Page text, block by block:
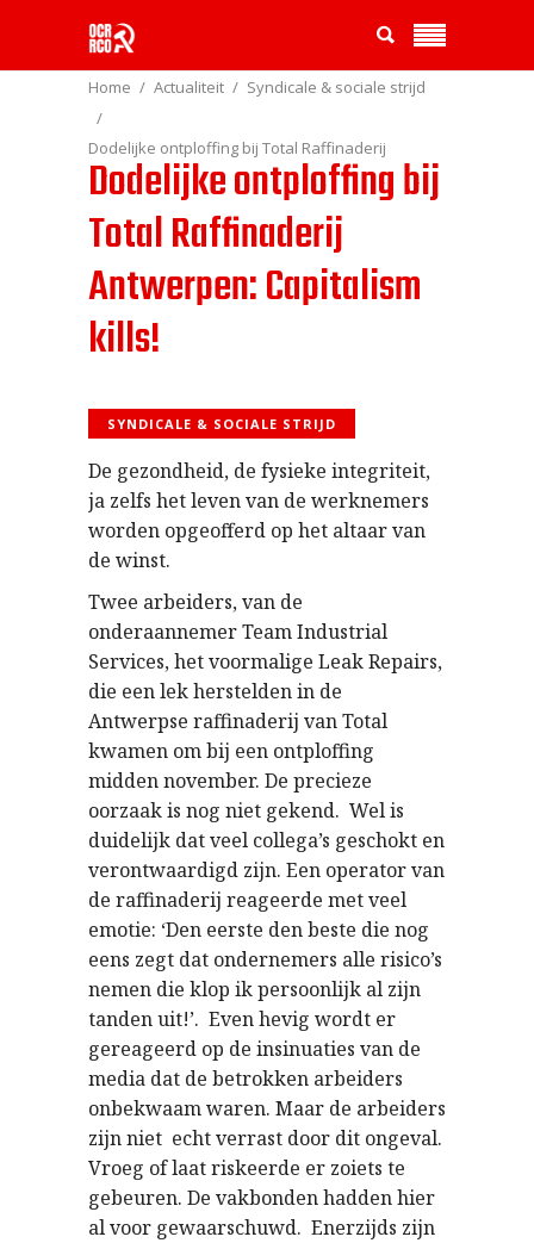
Home Actualiteit Syndicale & sociale strijd
Dodelijke ontploffing bij Total Raffinaderij
Antwerpen: Capitalism kills!
Dodelijke ontploffing bij
Total Raffinaderij
Antwerpen: Capitalism
kills!
SYNDICALE & SOCIALE STRIJD
De gezondheid, de fysieke integriteit,
ja zelfs het leven van de werknemers
worden opgeofferd op het altaar van
de winst.
Twee arbeiders, van de
onderaannemerTeam Industrial
Services, het voormalige Leak Repairs,
die een lek herstelden in de
Antwerpse raffinaderij van Total
kwamen om bij een ontploffing
midden november. De precieze
oorzaak is nog niet gekend. Wel is
duidelijk dat veel collega’s geschokt en
verontwaardigd zijn. Een operator van
de raffinaderij reageerde met veel
emotie: ‘Den eerste den beste die nog
eens zegt dat ondernemers alle risico’s
nemen die klop ik persoonlijk al zijn
tanden uit!’. Even hevig wordt er
gereageerd op de insinuaties van de
media dat de betrokken arbeiders
onbekwaam waren. Maar de arbeiders
zijn niet echt verrast door dit ongeval.
Vroeg of laat riskeerde er zoiets te
gebeuren. De vakbonden hadden hier
al voor gewaarschuwd. Enerzijds zijn